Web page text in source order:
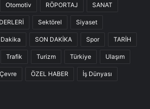
Otomotiv RÖPORTAJ SANAT
Sektörel Siyaset
SON DAKİKA Spor TARİH
Trafik Turizm Türkiye Ulaşım
Çevre ÖZEL HABER İş Dünyası